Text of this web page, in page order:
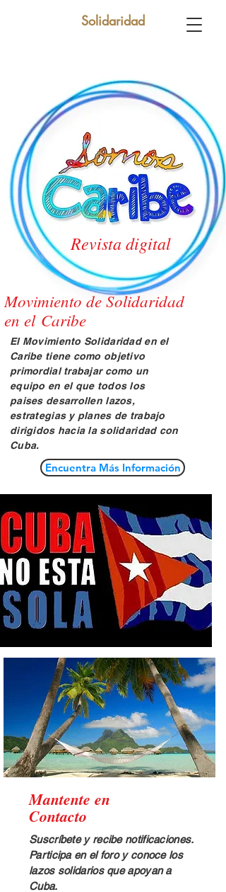
Solidaridad
Revista digital
Movimiento de Solidaridad
en el Caribe
El Movimiento Solidaridad en el
Caribe tiene como objetivo
primordial trabajar como un
equipo en el que todos los
paises desarrollen lazos,
estrategias y planes de trabajo
dirigidos hacia la solidaridad con
Cuba.
Encuentra Más Información
Mantente en
Contacto
Suscríbete y recibe notificaciones.
Participa en el foro y conoce los
lazos solidarios que apoyan a
Cuba.